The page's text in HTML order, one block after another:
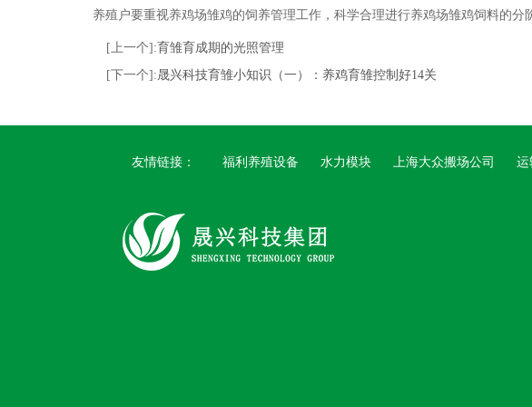
养殖户要重视养鸡场雏鸡的饲养管理工作，科学合理进行养鸡场雏鸡饲料的分
[上一个]:育雏育成期的光照管理
[下一个]:晟兴科技育雏小知识（一）：养鸡育雏控制好14关
友情链接： 福利养殖设备 水力模块 上海大众搬场公司 运